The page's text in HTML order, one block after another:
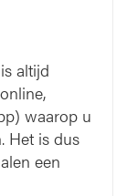
altijd
waarop u
Het is dus
een